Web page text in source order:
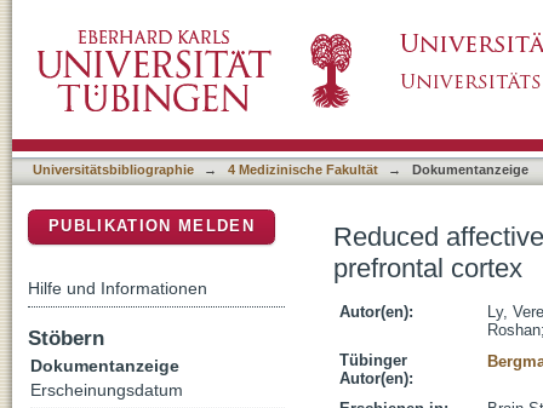
Universitätsbibliographie → 4 Medizinische Fakultät → Dokumentanzeige
Reduced
prefrontal cortex
Autor(en):
Ly,
Roshan
Tübinger
Autor(en):
PUBLIKATION MELDEN
Hilfe und Informationen
Stöbern
Dokumentanzeige
Erscheinungsdatum